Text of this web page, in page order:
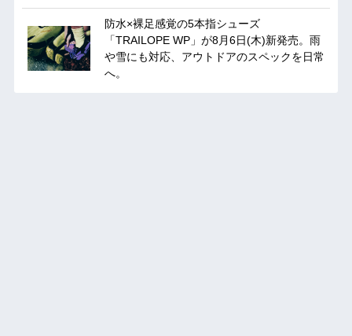
防水×裸足感覚の5本指シューズ
「TRAILOPE WP」が8月6日(木)新発売。雨
や雪にも対応、アウトドアのスペックを日常
へ。